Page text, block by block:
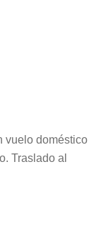
vuelo doméstico
Traslado al